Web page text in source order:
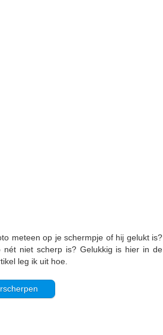
meteen op je schermpje of hij gelukt is?
niet scherp is? Gelukkig is hier in de
leg ik uit hoe.